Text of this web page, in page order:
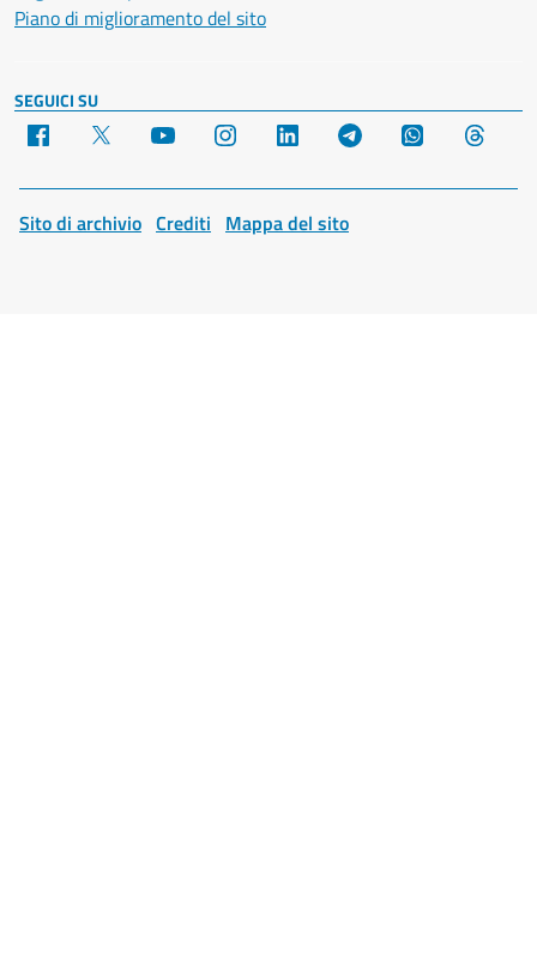
Piano di miglioramento del sito
SEGUICI SU
Facebook YouTube Instagram LinkedIn Telegram WhatsApp
Sito di archivio Crediti Mappa del sito